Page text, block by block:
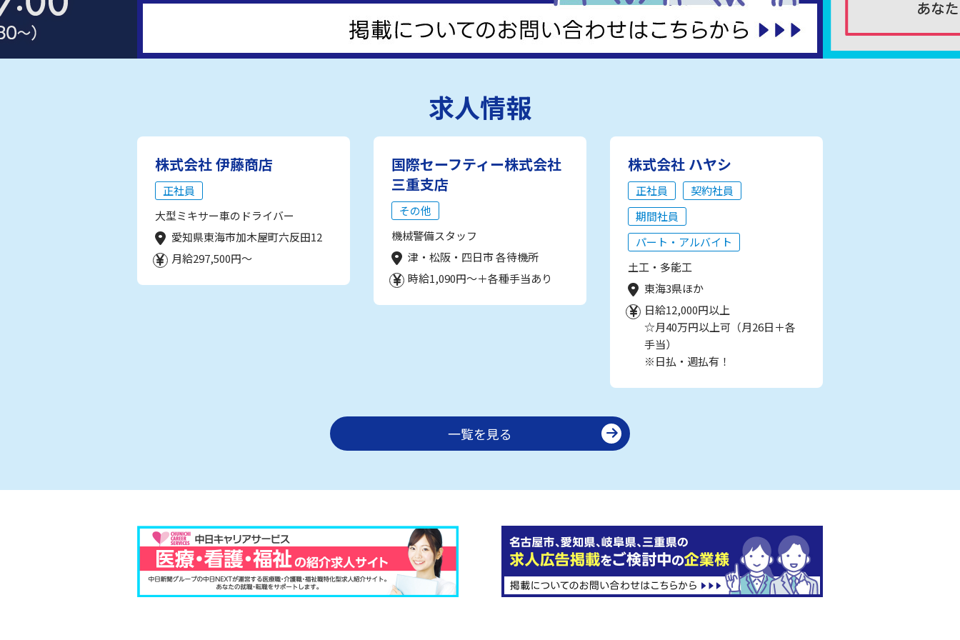
求人情報
株式会社 伊藤商店
正社員
大型ミキサー車のドライバー
愛知県東海市加木屋町六反田12
月給297,500円～
国際セーフティー株式会社
三重支店
その他
機械警備スタッフ
津・松阪・四日市 各待機所
時給1,090円～＋各種手当あり
株式会社 ハヤシ
正社員
契約社員
期間社員
パート・アルバイト
土工・多能工
東海3県ほか
日給12,000円以上
☆月40万円以上可（月26日＋各
手当）
※日払・週払有！
一覧を見る